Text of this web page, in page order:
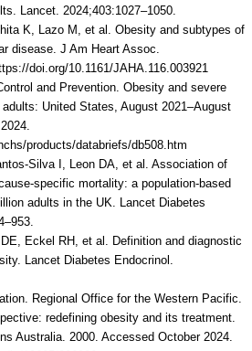
Lancet. 2024;403:1027–1050.
K, Lazo M, et al. Obesity and subtypes of
disease. J Am Heart Assoc.
doi.org/10.1161/JAHA.116.003921
and Prevention. Obesity and severe
United States, August 2021–August
products/databriefs/db508.htm
Silva I, Leon DA, et al. Association of
specific mortality: a population-based
adults in the UK. Lancet Diabetes
Eckel RH, et al. Definition and diagnostic
Lancet Diabetes Endocrinol.
Regional Office for the Western Pacific.
redefining obesity and its treatment.
Australia. 2000. Accessed October 2024.